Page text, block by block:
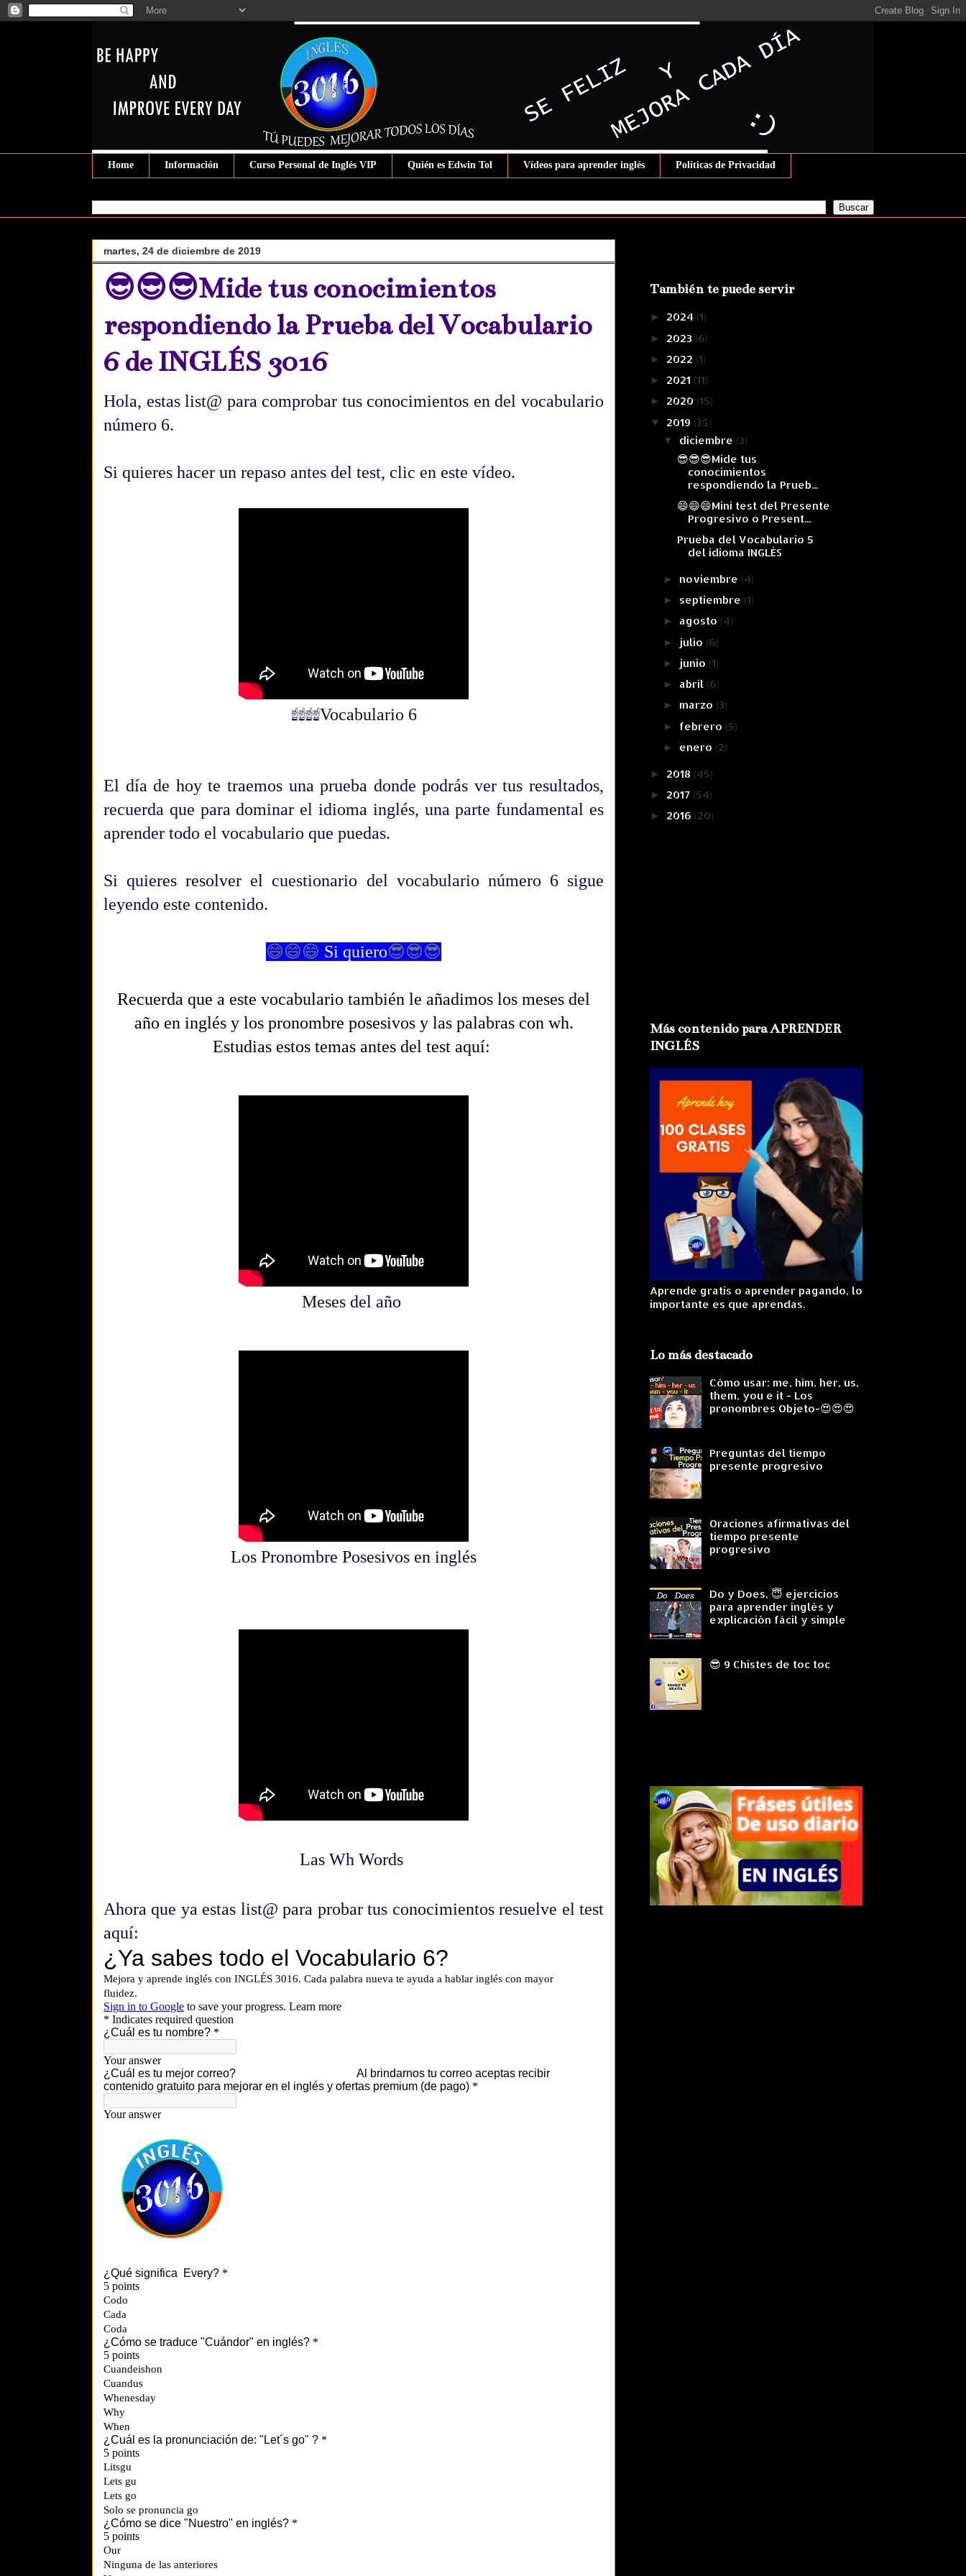
Home Información Curso Personal de Inglés VIP Quién es Edwin Tol Vídeos para aprender inglés Políticas de Privacidad
martes, 24 de diciembre de 2019
😎😎😎Mide tus conocimientos
respondiendo la Prueba del Vocabulario
6 de INGLÉS 3016
Hola, estas list@ para comprobar tus conocimientos en del vocabulario
número 6.
Si quieres hacer un repaso antes del test, clic en este vídeo.
☝☝☝☝Vocabulario 6
El día de hoy te traemos una prueba donde podrás ver tus resultados,
recuerda que para dominar el idioma inglés, una parte fundamental es
aprender todo el vocabulario que puedas.
Si quieres resolver el cuestionario del vocabulario número 6 sigue
leyendo este contenido.
😄😄😄 Si quiero😎😎😎
Recuerda que a este vocabulario también le añadimos los meses del
año en inglés y los pronombre posesivos y las palabras con wh.
Estudias estos temas antes del test aquí:
Meses del año
Los Pronombre Posesivos en inglés
Las Wh Words
Ahora que ya estas list@ para probar tus conocimientos resuelve el test
aquí:
También te puede servir
► 2024 (1)
► 2023 (6)
► 2022 (1)
► 2021 (11)
► 2020 (15)
▼ 2019 (35)
▼ diciembre (3)
😎😎😎Mide tus
conocimientos
respondiendo la Prueb...
😄😄😄Mini test del Presente
Progresivo o Present...
Prueba del Vocabulario 5
del idioma INGLÉS
► noviembre (4)
► septiembre (1)
► agosto (4)
► julio (6)
► junio (1)
► abril (6)
► marzo (3)
► febrero (5)
► enero (2)
► 2018 (45)
► 2017 (54)
► 2016 (20)
Más contenido para APRENDER
INGLÉS
Aprende gratis o aprender pagando, lo
importante es que aprendas.
Lo más destacado
Cómo usar: me, him, her, us,
them, you e it - Los
pronombres Objeto-😍😍😍
Preguntas del tiempo
presente progresivo
Oraciones afirmativas del
tiempo presente
progresivo
Do y Does, 😇 ejercicios
para aprender inglés y
explicación fácil y simple
😎 9 Chistes de toc toc